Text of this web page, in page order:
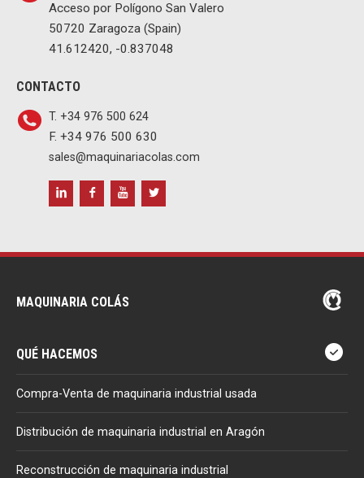
Acceso por Polígono San Valero
50720 Zaragoza (Spain)
41.612420, -0.837048
CONTACTO
T. +34 976 500 624
F. +34 976 500 630
sales@maquinariacolas.com
MAQUINARIA COLÁS
QUÉ HACEMOS
Compra-Venta de maquinaria industrial usada
Distribución de maquinaria industrial en Aragón
Reconstrucción de maquinaria industrial